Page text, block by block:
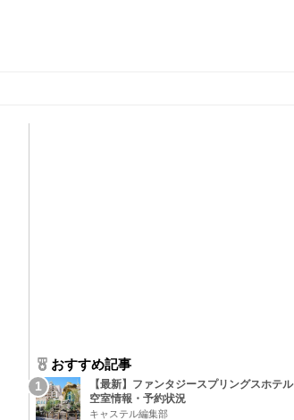
おすすめ記事
【最新】ファンタジースプリングスホテル
空室情報・予約状況
キャステル編集部